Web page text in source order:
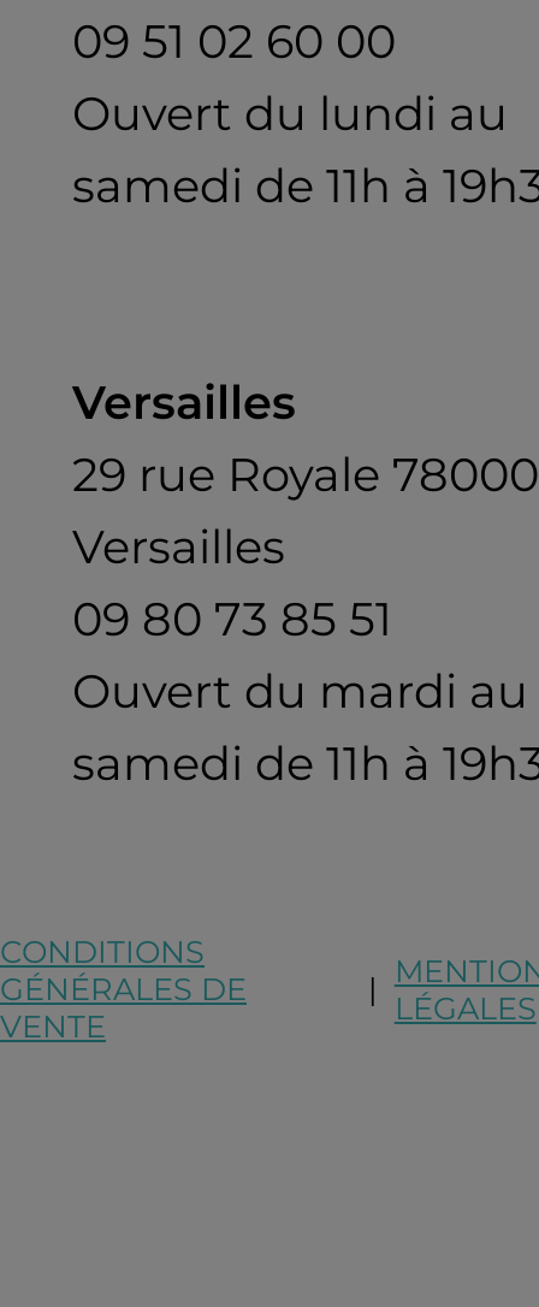
09 51 02 60 00
Ouvert du lundi au
samedi de 11h à
Versailles
29 rue Royale 78000
Versailles
09 80 73 85 51
Ouvert du mardi au
samedi de 11h à
CONDITIONS
GÉNÉRALES DE
VENTE
|LÉGALES